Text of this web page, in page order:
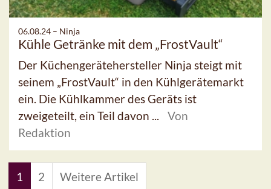
06.08.24 – Ninja
Kühle Getränke mit dem „FrostVault“
Der Küchengerätehersteller Ninja steigt mit
seinem „FrostVault“ in den Kühlgerätemarkt
ein. Die Kühlkammer des Geräts ist
zweigeteilt, ein Teil davon ...
Von
Redaktion
1 2 Weitere Artikel